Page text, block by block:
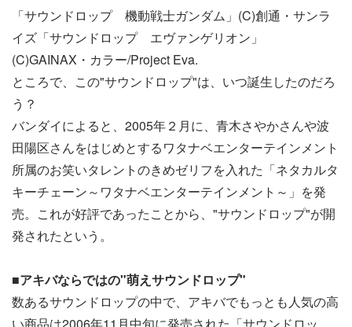
「サウンドロップ 機動戦士ガンダム」(C)創通・サンラ
イズ「サウンドロップ エヴァンゲリオン」
(C)GAINAX・カラー/Project Eva.
ところで、この"サウンドロップ"は、いつ誕生したのだろ
う？
バンダイによると、2005年２月に、青木さやかさんや波
田陽区さんをはじめとするワタナベエンターテインメント
所属のお笑いタレントのきめゼリフを入れた「ネタカルタ
キーチェーン～ワタナベエンターテインメント～」を発
売。これが好評であったことから、"サウンドロップ"が開
発されたという。
■アキバならではの"萌えサウンドロップ"
数あるサウンドロップの中で、アキバでもっとも人気の高
い商品は2006年11月中旬に発売された「サウンドロッ